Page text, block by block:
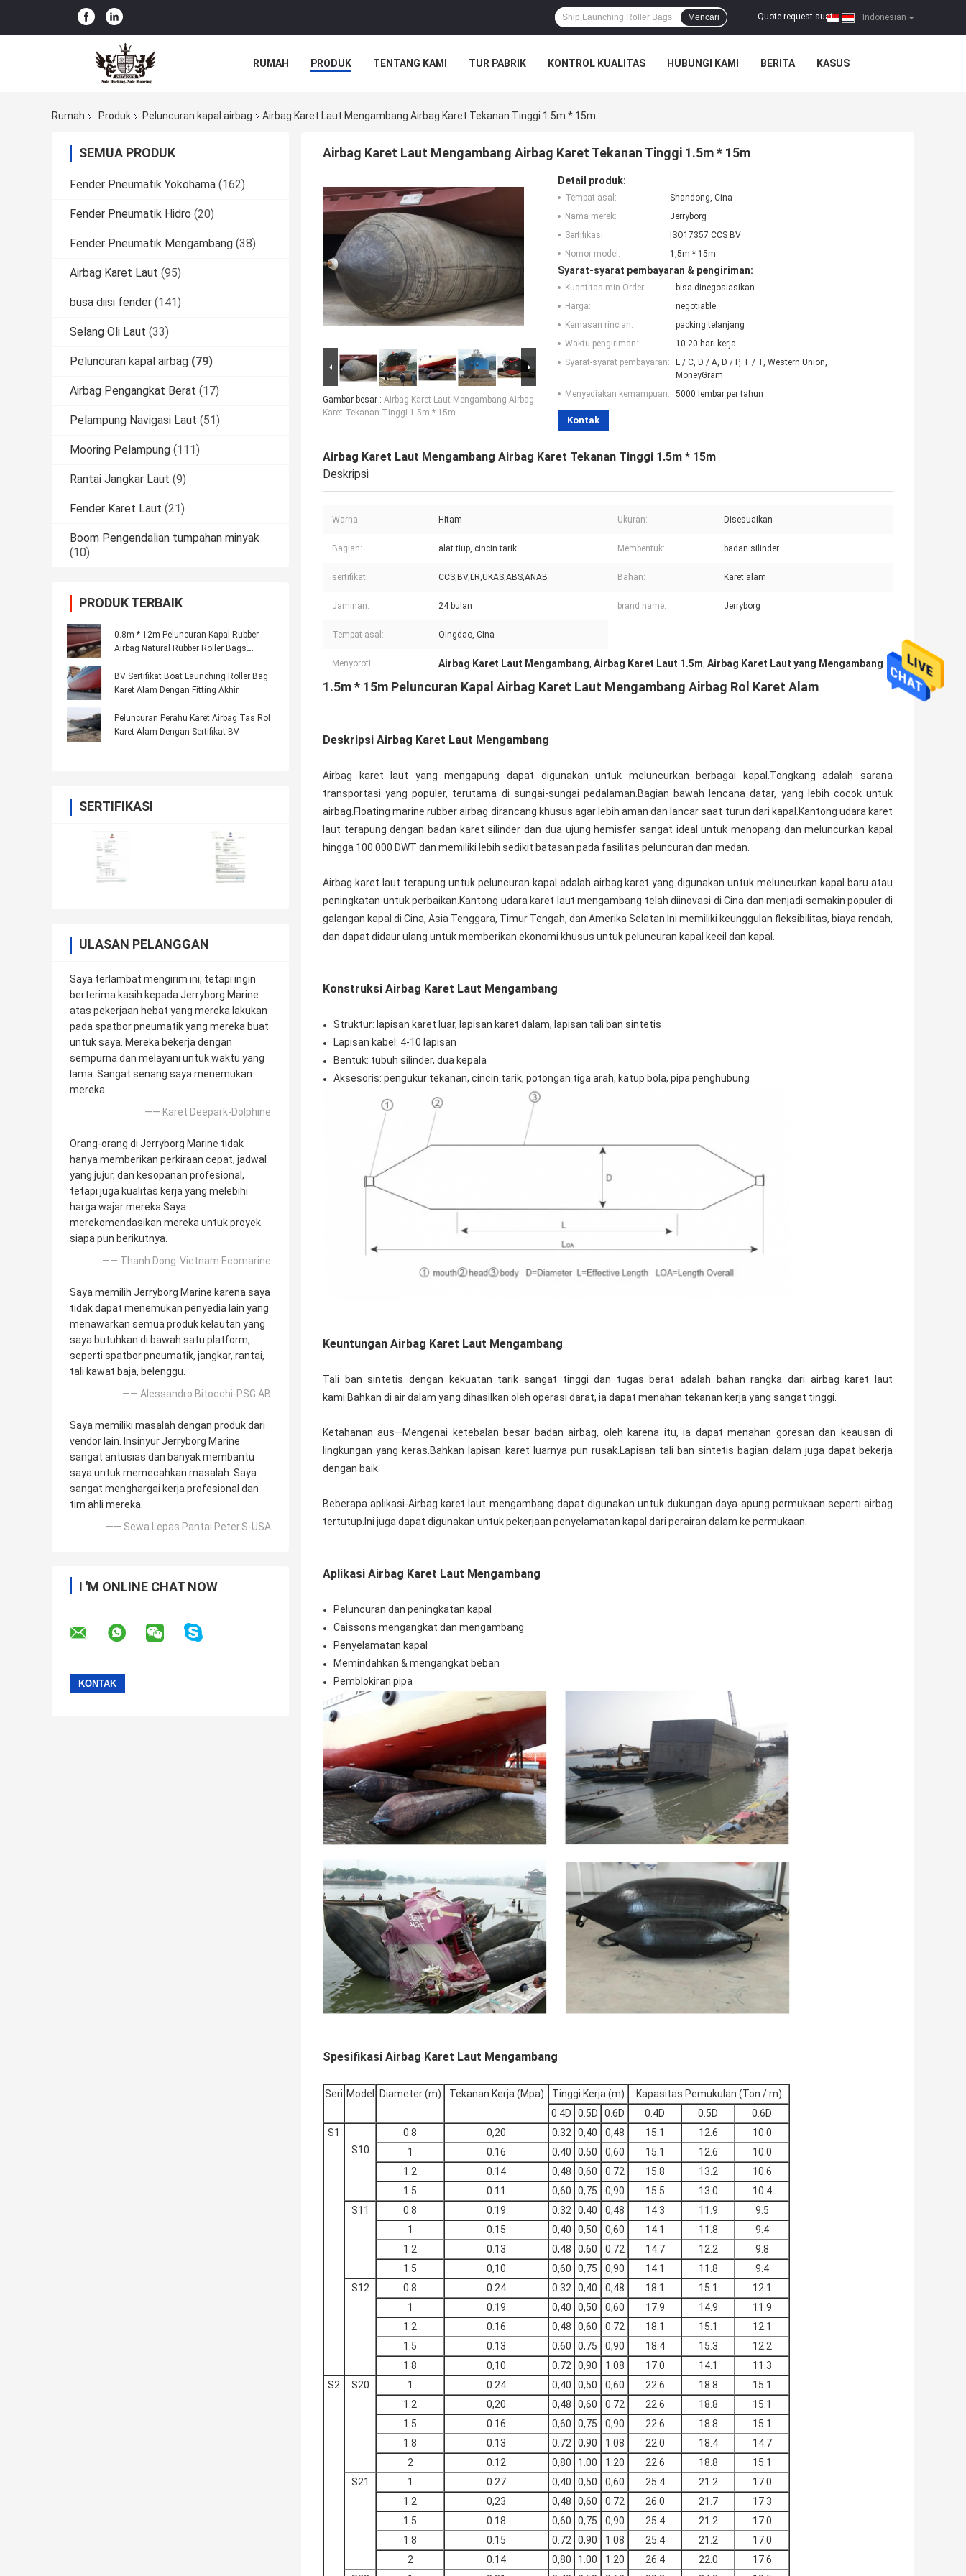
Indonesian
Quote request suatu |
Mencari
RUMAH PRODUK TENTANG KAMI TUR PABRIK KONTROL KUALITAS HUBUNGI KAMI BERITA KASUS
Rumah Produk Peluncuran kapal airbag Airbag Karet Laut Mengambang Airbag Karet Tekanan Tinggi 1.5m * 15m
SEMUA PRODUK
Fender Pneumatik Yokohama (162)
Fender Pneumatik Hidro (20)
Fender Pneumatik Mengambang (38)
Airbag Karet Laut (95)
busa diisi fender (141)
Selang Oli Laut (33)
Peluncuran kapal airbag (79)
Airbag Pengangkat Berat (17)
Pelampung Navigasi Laut (51)
Mooring Pelampung (111)
Rantai Jangkar Laut (9)
Fender Karet Laut (21)
Boom Pengendalian tumpahan minyak
(10)
PRODUK TERBAIK
0.8m * 12m Peluncuran Kapal Rubber
Airbag Natural Rubber Roller Bags
BV Sertifikat Boat Launching Roller Bag
Karet Alam Dengan Fitting Akhir
Peluncuran Perahu Karet Airbag Tas Rol
Karet Alam Dengan Sertifikat BV
SERTIFIKASI
ULASAN PELANGGAN
Saya terlambat mengirim ini, tetapi ingin
berterima kasih kepada Jerryborg Marine
atas pekerjaan hebat yang mereka lakukan
pada spatbor pneumatik yang mereka buat
untuk saya. Mereka bekerja dengan
sempurna dan melayani untuk waktu yang
lama. Sangat senang saya menemukan
mereka.
—— Karet Deepark-Dolphine
Orang-orang di Jerryborg Marine tidak
hanya memberikan perkiraan cepat, jadwal
yang jujur, dan kesopanan profesional,
tetapi juga kualitas kerja yang melebihi
harga wajar mereka.Saya
merekomendasikan mereka untuk proyek
siapa pun berikutnya.
—— Thanh Dong-Vietnam Ecomarine
Saya memilih Jerryborg Marine karena saya
tidak dapat menemukan penyedia lain yang
menawarkan semua produk kelautan yang
saya butuhkan di bawah satu platform,
seperti spatbor pneumatik, jangkar, rantai,
tali kawat baja, belenggu.
—— Alessandro Bitocchi-PSG AB
Saya memiliki masalah dengan produk dari
vendor lain. Insinyur Jerryborg Marine
sangat antusias dan banyak membantu
saya untuk memecahkan masalah. Saya
sangat menghargai kerja profesional dan
tim ahli mereka.
—— Sewa Lepas Pantai Peter.S-USA
I 'M ONLINE CHAT NOW
Airbag Karet Laut Mengambang Airbag Karet Tekanan Tinggi 1.5m * 15m
Gambar besar : Airbag Karet Laut Mengambang Airbag
Karet Tekanan Tinggi 1.5m * 15m
Detail produk:
Tempat asal:
Shandong, Cina
Nama merek:
Jerryborg
Sertifikasi:
ISO17357 CCS BV
Nomor model:
1,5m * 15m
Syarat-syarat pembayaran & pengiriman:
Kuantitas min Order:
bisa dinegosiasikan
Harga:
negotiable
Kemasan rincian:
packing telanjang
Waktu pengiriman:
10-20 hari kerja
Syarat-syarat pembayaran:
L / C, D / A, D / P, T / T, Western Union,
MoneyGram
Menyediakan kemampuan:
5000 lembar per tahun
Kontak
Airbag Karet Laut Mengambang Airbag Karet Tekanan Tinggi 1.5m * 15m
Deskripsi
Warna: Hitam Ukuran: Disesuaikan
Bagian: alat tiup, cincin tarik Membentuk: badan silinder
sertifikat: CCS,BV,LR,UKAS,ABS,ANAB Bahan: Karet alam
Jaminan: 24 bulan brand name: Jerryborg
Tempat asal: Qingdao, Cina
Menyoroti: Airbag Karet Laut Mengambang, Airbag Karet Laut 1.5m, Airbag Karet Laut yang Mengambang
1.5m * 15m Peluncuran Kapal Airbag Karet Laut Mengambang Airbag Rol Karet Alam
Deskripsi Airbag Karet Laut Mengambang
Airbag karet laut yang mengapung dapat digunakan untuk meluncurkan berbagai kapal.Tongkang adalah sarana
transportasi yang populer, terutama di sungai-sungai pedalaman.Bagian bawah lencana datar, yang lebih cocok untuk
airbag.Floating marine rubber airbag dirancang khusus agar lebih aman dan lancar saat turun dari kapal.Kantong udara karet
laut terapung dengan badan karet silinder dan dua ujung hemisfer sangat ideal untuk menopang dan meluncurkan kapal
hingga 100.000 DWT dan memiliki lebih sedikit batasan pada fasilitas peluncuran dan medan.
Airbag karet laut terapung untuk peluncuran kapal adalah airbag karet yang digunakan untuk meluncurkan kapal baru atau
peningkatan untuk perbaikan.Kantong udara karet laut mengambang telah diinovasi di Cina dan menjadi semakin populer di
galangan kapal di Cina, Asia Tenggara, Timur Tengah, dan Amerika Selatan.Ini memiliki keunggulan fleksibilitas, biaya rendah,
dan dapat didaur ulang untuk memberikan ekonomi khusus untuk peluncuran kapal kecil dan kapal.
Konstruksi Airbag Karet Laut Mengambang
Struktur: lapisan karet luar, lapisan karet dalam, lapisan tali ban sintetis
Lapisan kabel: 4-10 lapisan
Bentuk: tubuh silinder, dua kepala
Aksesoris: pengukur tekanan, cincin tarik, potongan tiga arah, katup bola, pipa penghubung
Keuntungan Airbag Karet Laut Mengambang
Tali ban sintetis dengan kekuatan tarik sangat tinggi dan tugas berat adalah bahan rangka dari airbag karet laut
kami.Bahkan di air dalam yang dihasilkan oleh operasi darat, ia dapat menahan tekanan kerja yang sangat tinggi.
Ketahanan aus—Mengenai ketebalan besar badan airbag, oleh karena itu, ia dapat menahan goresan dan keausan di
lingkungan yang keras.Bahkan lapisan karet luarnya pun rusak.Lapisan tali ban sintetis bagian dalam juga dapat bekerja
dengan baik.
Beberapa aplikasi-Airbag karet laut mengambang dapat digunakan untuk dukungan daya apung permukaan seperti airbag
tertutup.Ini juga dapat digunakan untuk pekerjaan penyelamatan kapal dari perairan dalam ke permukaan.
Aplikasi Airbag Karet Laut Mengambang
Peluncuran dan peningkatan kapal
Caissons mengangkat dan mengambang
Penyelamatan kapal
Memindahkan & mengangkat beban
Pemblokiran pipa
Spesifikasi Airbag Karet Laut Mengambang
Seri Model Diameter (m) Tekanan Kerja (Mpa) Tinggi Kerja (m)
Kapasitas Pemukulan (Ton / m)
0.4D
0.5D 0.6D 0.4D 0.5D
0.6D
S1
S10
0.8 0,20 0.32 0,40 0,48 15.1 12.6
10.0
1
0.16 0,40 0,50 0,60 15.1 12.6
10.0
1.2
0.14 0,48 0,60 0.72 15.8 13.2
10.6
1.5
0.11 0,60 0,75 0,90 15.5 13.0
10.4
S11
0.8 0.19 0.32 0,40 0,48 14.3 11.9
9.5
1
0.15 0,40 0,50 0,60 14.1 11.8
9.4
1.2
0.13 0,48 0,60 0.72 14.7 12.2
9.8
1.5
0,10 0,60 0,75 0,90 14.1 11.8
9.4
S12
0.8 0.24 0.32 0,40 0,48 18.1 15.1
12.1
1
0.19 0,40 0,50 0,60 17.9 14.9
11.9
1.2
0.16 0,48 0,60 0.72 18.1 15.1
12.1
1.5
0.13 0,60 0,75 0,90 18.4 15.3
12.2
1.8
0,10 0.72 0,90 1.08 17.0 14.1
11.3
S2
S20 1 0.24 0,40 0,50 0,60 22.6 18.8
15.1
1.2
0,20 0,48 0,60 0.72 22.6 18.8
15.1
1.5
0.16 0,60 0,75 0,90 22.6 18.8
15.1
1.8
0.13 0.72 0,90 1.08 22.0 18.4
14.7
2
0.12 0,80 1.00 1.20 22.6 18.8
15.1
S21
1 0.27 0,40 0,50 0,60 25.4 21.2
17.0
1.2
0,23 0,48 0,60 0.72 26.0 21.7
17.3
1.5
0.18 0,60 0,75 0,90 25.4 21.2
17.0
1.8
0.15 0.72 0,90 1.08 25.4 21.2
17.0
2
0.14 0,80 1.00 1.20 26.4 22.0
17.6